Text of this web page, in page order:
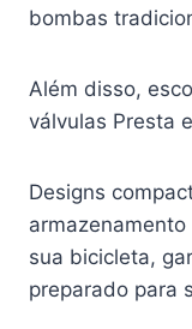
bombas
Além disso,
válvulas Presta
Designs
sua bicicleta,
preparado para